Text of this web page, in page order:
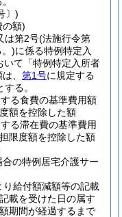
〕)
の額)
は第2号(法施行令第
)に係る特例特定入
いて「特例特定入所者
、 第1号に規定する
る。
る食費の基準費用額
額を控除した額
る滞在費の基準費用
限度額を控除した額
の特例居宅介護サー
給付額減額等の記載
載を受けた日の属す
期間が経過するまで